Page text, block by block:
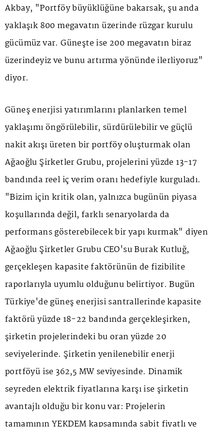
Akbay, "Portföy büyüklüğüne bakarsak, şu anda
yaklaşık 800 megavatın üzerinde rüzgar kurulu
gücümüz var. Güneşte ise 200 megavatın biraz
üzerindeyiz ve bunu artırma yönünde ilerliyoruz"
diyor.
Güneş enerjisi yatırımlarını planlarken temel
yaklaşımı öngörülebilir, sürdürülebilir ve güçlü
nakit akışı üreten bir portföy oluşturmak olan
Ağaoğlu Şirketler Grubu, projelerini yüzde 13-17
bandında reel iç verim oranı hedefiyle kurguladı.
"Bizim için kritik olan, yalnızca bugünün piyasa
koşullarında değil, farklı senaryolarda da
performans gösterebilecek bir yapı kurmak" diyen
Ağaoğlu Şirketler Grubu CEO'su Burak Kutluğ,
gerçekleşen kapasite faktörünün de fizibilite
raporlarıyla uyumlu olduğunu belirtiyor. Bugün
Türkiye'de güneş enerjisi santrallerinde kapasite
faktörü yüzde 18-22 bandında gerçekleşirken,
şirketin projelerindeki bu oran yüzde 20
seviyelerinde. Şirketin yenilenebilir enerji
portföyü ise 362,5 MW seviyesinde. Dinamik
seyreden elektrik fiyatlarına karşı ise şirketin
avantajlı olduğu bir konu var: Projelerin
tamamının YEKDEM kapsamında sabit fiyatlı ve